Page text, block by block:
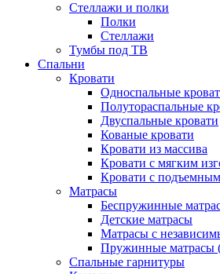
Стеллажи и полки
Полки
Стеллажи
Тумбы под ТВ
Спальни
Кровати
Односпальные
Полутораспальные
Двуспальные кровати
Кованые кровати
Кровати из массива
Кровати с мягким
Кровати с
Матрасы
Беспружинные
Детские матрасы
Матрасы с
Пружинные матрасы
Спальные гарнитуры